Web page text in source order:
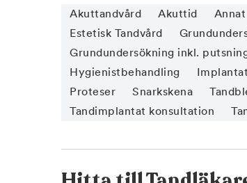
Akuttandvård Akuttid Annat
Estetisk Tandvård
Grundundersökning inkl.
Hygienistbehandling
Implantat
Proteser
Snarkskena
Tandimplantat konsultation